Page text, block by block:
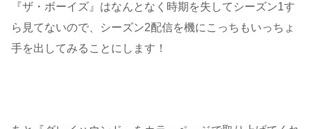
『ザ・ボーイズ』はなんとなく時期を失してシーズン1す
ら見てないので、シーズン2配信を機にこっちもいっちょ
手を出してみることにします！